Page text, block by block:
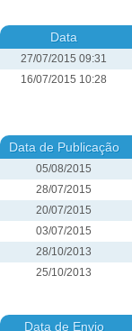
Data
27/07/2015 09:31
16/07/2015 10:28
Data de Publicação
05/08/2015
28/07/2015
20/07/2015
03/07/2015
28/10/2013
25/10/2013
Data de Envio